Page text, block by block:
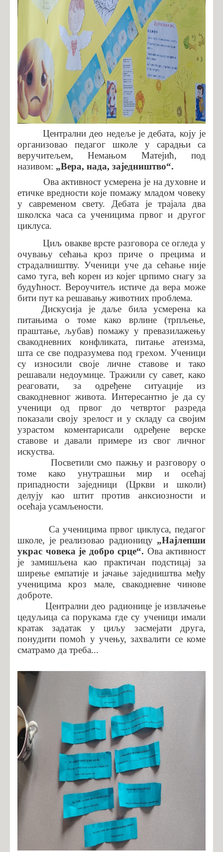
Централни део недеље је дебата, коју је
организовао педагог школе у сарадњи са
веручитељем, Немањом Матејић, под
називом: „Вера, нада, заједништво“.
Ова активност усмерена је на духовне и
етичке вредности које помажу младом човеку
у савременом свету. Дебата је трајала два
школска часа са ученицима првог и другог
циклуса.
Циљ овакве врсте разговора се огледа у
очувању сећања кроз приче о прецима и
страдалништву. Ученици уче да сећање није
само туга, већ корен из којег црпимо снагу за
будућност. Вероучитељ истиче да вера може
бити пут ка решавању животних проблема.
Дискусија је даље била усмерена ка
питањима о томе како врлине (трпљење,
праштање, љубав) помажу у превазилажењу
свакодневних конфликата, питање атеизма,
шта се све подразумева под грехом. Ученици
су износили своје личне ставове и тако
решавали недоумице. Тражили су савет, како
реаговати, за одређене ситуације из
свакодневног живота. Интересантно је да су
ученици од првог до четвртог разреда
показали своју зрелост и у складу са својим
узрастом коментарисали одређене верске
ставове и давали примере из свог личног
искуства.
Посветили смо пажњу и разговору о
томе како унутрашњи мир и осећај
припадности заједници (Цркви и школи)
делују као штит против анксиозности и
осећаја усамљености.
Са ученицима првог циклуса, педагог
школе, је реализовао радионицу „Најлепши
украс човека је добро срце“. Ова активност
је замишљена као практичан подстицај за
ширење емпатије и јачање заједништва међу
ученицима кроз мале, свакодневне чинове
доброте.
Централни део радионице је извлачење
цедуљица са порукама где су ученици имали
кратак задатак у циљу засмејати друга,
понудити помоћ у учењу, захвалити се коме
сматрамо да треба...